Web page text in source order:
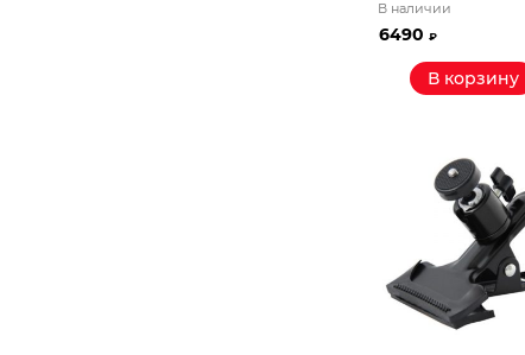
В наличии
6490₽
В корзину